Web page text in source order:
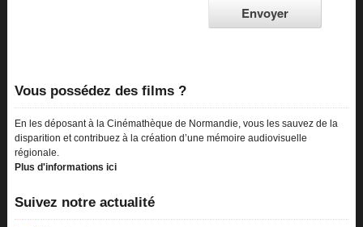
Vous possédez des films ?
En les déposant à la Cinémathèque de Normandie, vous les sauvez de la
disparition et contribuez à la création d’une mémoire audiovisuelle
régionale.
Plus d'informations ici
Suivez notre actualité